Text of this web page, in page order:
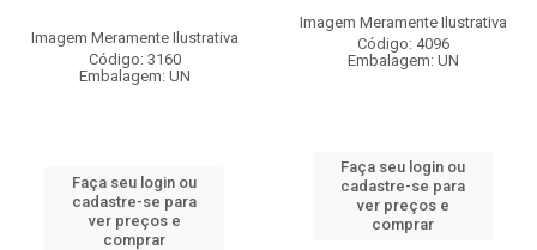
Imagem Meramente Ilustrativa
Código: 3160
Embalagem: UN
Faça seu login ou
cadastre-se para
ver preços e
comprar
Imagem Meramente Ilustrativa
Código: 4096
Embalagem: UN
Faça seu login ou
cadastre-se para
ver preços e
comprar